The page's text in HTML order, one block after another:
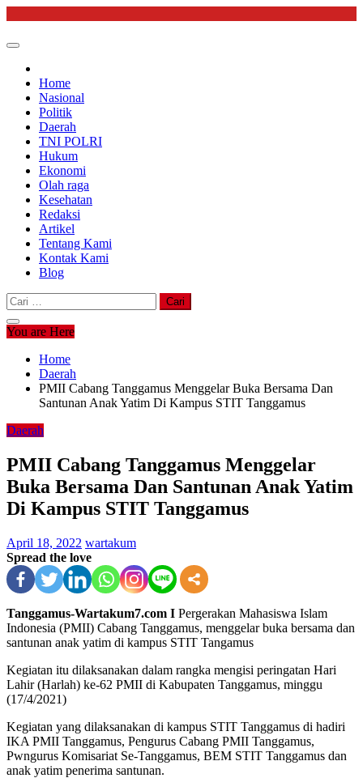
content
Home
Nasional
Politik
Daerah
TNI POLRI
Hukum
Ekonomi
Olah raga
Kesehatan
Redaksi
Artikel
Tentang Kami
Kontak Kami
Blog
Cari
untuk:
You are Here
Home
Daerah
PMII Cabang Tanggamus Menggelar Buka Bersama Dan
Santunan Anak Yatim Di Kampus STIT Tanggamus
Daerah
PMII Cabang Tanggamus Menggelar
Buka Bersama Dan Santunan Anak Yatim
Di Kampus STIT Tanggamus
April 18, 2022 wartakum
Spread the love
Tanggamus-Wartakum7.com I Pergerakan Mahasiswa Islam
Indonesia (PMII) Cabang Tanggamus, menggelar buka bersama dan
santunan anak yatim di kampus STIT Tangamus
Kegiatan itu dilaksanakan dalam rangka mengisi peringatan Hari
Lahir (Harlah) ke-62 PMII di Kabupaten Tanggamus, minggu
(17/4/2021)
Kegiatan yang dilaksanakan di kampus STIT Tanggamus di hadiri
IKA PMII Tanggamus, Pengurus Cabang PMII Tanggamus,
Pwngurus Komisariat Se-Tanggamus, BEM STIT Tanggamus dan
anak yatim penerima santunan.